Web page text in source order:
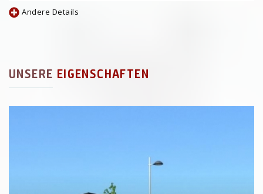
Andere Details
UNSERE EIGENSCHAFTEN